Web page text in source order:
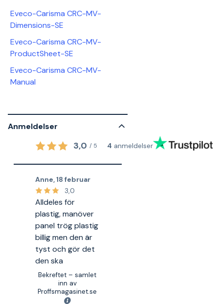
Eveco-Carisma CRC-MV-
Dimensions-SE
Eveco-Carisma CRC-MV-
ProductSheet-SE
Eveco-Carisma CRC-MV-
Manual
Anmeldelser
3,0 / 5 4 anmeldelser
Anne,18 februar
3,0
Alldeles för
plastig, manöver
panel trög plastig
billig men den är
tyst och gör det
den ska
Bekreftet – samlet
inn av
Proffsmagasinet.se